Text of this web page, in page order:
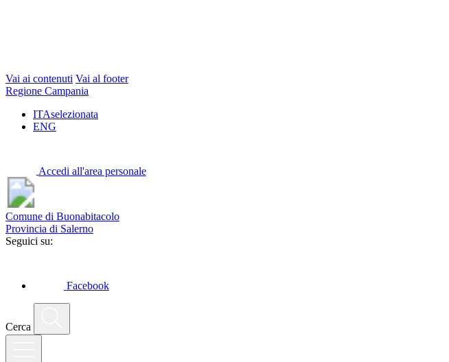
Vai ai contenuti Vai al footer
Regione Campania
ITAselezionata
ENG
Accedi all'area personale
Comune di Buonabitacolo
Provincia di Salerno
Seguici su:
Facebook
Cerca